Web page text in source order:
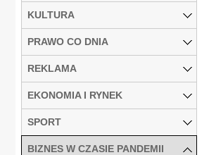
KULTURA
PRAWO CO DNIA
REKLAMA
EKONOMIA I RYNEK
SPORT
BIZNES W CZASIE PANDEMII